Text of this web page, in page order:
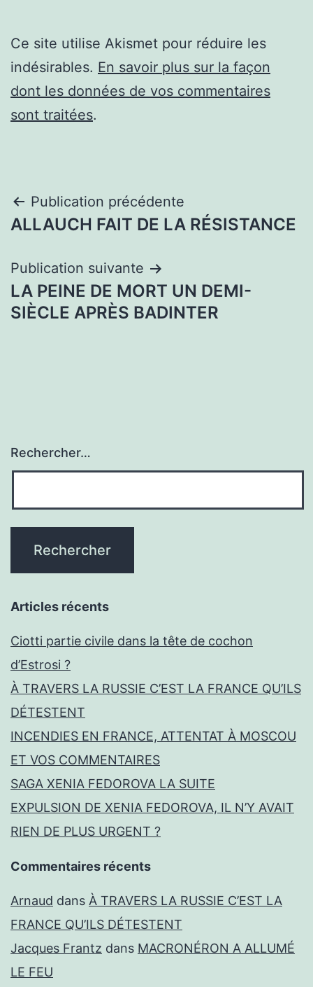
Ce site utilise Akismet pour réduire les
indésirables. En savoir plus sur la façon
dont les données de vos commentaires
sont traitées.
Navigation
de
l’article
Publication précédente
ALLAUCH FAIT DE LA RÉSISTANCE
Publication suivante
LA PEINE DE MORT UN DEMI-
SIÈCLE APRÈS BADINTER
Rechercher…
Articles récents
Ciotti partie civile dans la tête de cochon
d’Estrosi ?
À TRAVERS LA RUSSIE C’EST LA FRANCE QU’ILS
DÉTESTENT
INCENDIES EN FRANCE, ATTENTAT À MOSCOU
ET VOS COMMENTAIRES
SAGA XENIA FEDOROVA LA SUITE
EXPULSION DE XENIA FEDOROVA, IL N’Y AVAIT
RIEN DE PLUS URGENT ?
Commentaires récents
Arnaud dans À TRAVERS LA RUSSIE C’EST LA
FRANCE QU’ILS DÉTESTENT
Jacques Frantz dans MACRONÉRON A ALLUMÉ
LE FEU